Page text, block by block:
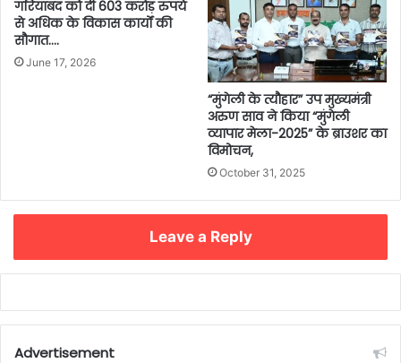
गरियाबंद को दी 603 करोड़ रुपये
से अधिक के विकास कार्यों की
सौगात….
June 17, 2026
“मुंगेली के त्यौहार” उप मुख्यमंत्री
अरुण साव ने किया “मुंगेली
व्यापार मेला-2025” के ब्राउशर का
विमोचन,
October 31, 2025
Leave a Reply
Advertisement